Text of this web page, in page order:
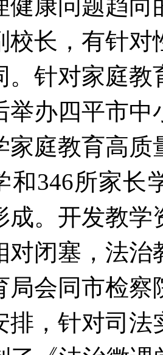
健康问题趋向
校长，有针对
。针对家庭教
举办四平市中
家庭教育高质
和346所家长
。 开发教学
对闭塞，法治
局会同市检察
排，针对司法